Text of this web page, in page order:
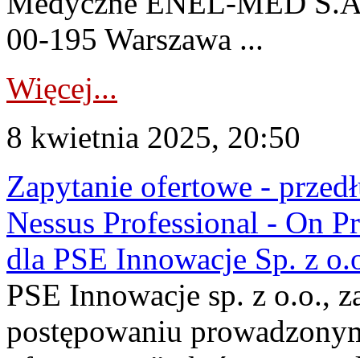
00-195 Warszawa ...
Więcej...
8 kwietnia 2025, 20:50
Zapytanie ofertowe -
Nessus Professional - On
dla PSE Innowacje Sp. z
PSE Innowacje sp. z o.o.,
postępowaniu